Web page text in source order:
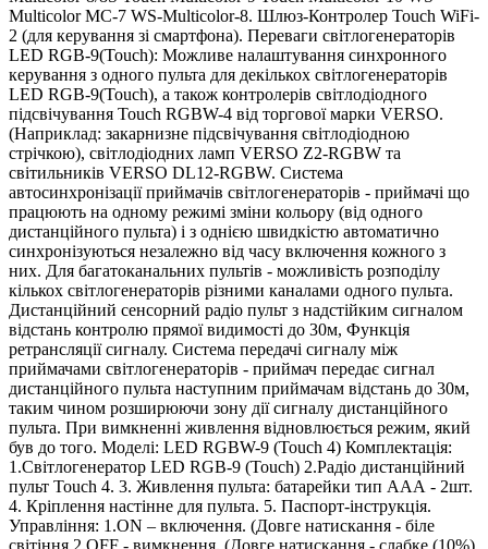
Multicolor MC-7 WS-Multicolor-8. Шлюз-Контролер Touch WiFi-
2 (для керування зі смартфона). Переваги світлогенераторів
LED RGB-9(Touch): Можливе налаштування синхронного
керування з одного пульта для декількох світлогенераторів
LED RGB-9(Touch), а також контролерів світлодіодного
підсвічування Touch RGBW-4 від торгової марки VERSO.
(Наприклад: закарнизне підсвічування світлодіодною
стрічкою), світлодіодних ламп VERSO Z2-RGBW та
світильників VERSO DL12-RGBW. Система
автосинхронізації приймачів світлогенераторів - приймачі що
працюють на одному режимі зміни кольору (від одного
дистанційного пульта) і з однією швидкістю автоматично
синхронізуються незалежно від часу включення кожного з
них. Для багатоканальних пультів - можливість розподілу
кількох світлогенераторів різними каналами одного пульта.
Дистанційний сенсорний радіо пульт з надстійким сигналом
відстань контролю прямої видимості до 30м, Функція
ретрансляції сигналу. Система передачі сигналу між
приймачами світлогенераторів - приймач передає сигнал
дистанційного пульта наступним приймачам відстань до 30м,
таким чином розширюючи зону дії сигналу дистанційного
пульта. При вимкненні живлення відновлюється режим, який
був до того. Моделі: LED RGBW-9 (Touch 4) Комплектація:
1.Світлогенератор LED RGB-9 (Touch) 2.Радіо дистанційний
пульт Touch 4. 3. Живлення пульта: батарейки тип ААА - 2шт.
4. Кріплення настінне для пульта. 5. Паспорт-інструкція.
Управління: 1.ON – включення. (Довге натискання - біле
світіння 2.OFF - вимкнення. (Довге натискання - слабке (10%)